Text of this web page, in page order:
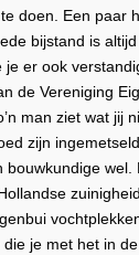
doen. Een paar
bijstand is
je er ook
de Vereniging
man ziet wat jij
zijn
bouwkundige
je met het in